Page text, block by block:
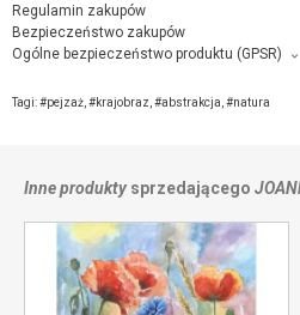
Regulamin zakupów
Bezpieczeństwo zakupów
Ogólne bezpieczeństwo produktu (GPSR)
Joanna Tomczyk, Ul. Michała Drzymały 9 ,
sprzedającym
Tagi:#pejzaż #krajobraz #abstrakcja #natura
Inne produktysprzedającego